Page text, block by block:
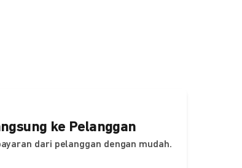
ke Pelanggan
dari pelanggan dengan mudah.